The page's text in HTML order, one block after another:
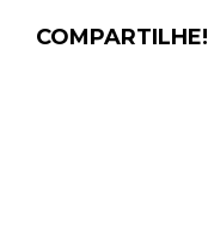
COMPARTILHE!